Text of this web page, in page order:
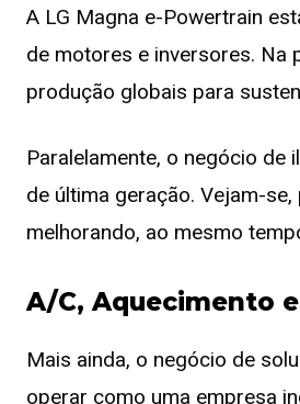
A LG Magna e-Powertrain
de motores e inversores. Na
produção globais para
Paralelamente, o negócio de
de última geração. Vejam-
melhorando, ao mesmo
A/C, Aquecimento
Mais ainda, o negócio de
operar como uma empresa